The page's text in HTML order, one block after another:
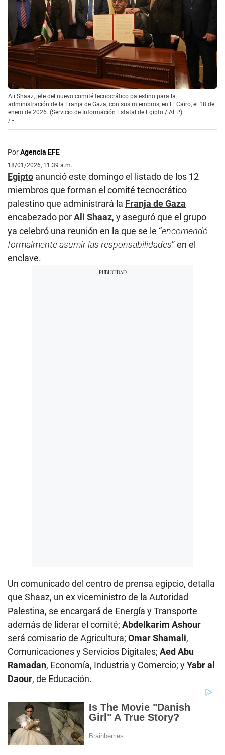
Ali Shaaz, jefe del nuevo comité tecnocrático palestino para la
administración de la Franja de Gaza, con sus miembros, en El Cairo, el 18 de
enero de 2026. (Servicio de Información Estatal de Egipto / AFP)
/ -
PorAgencia EFE
18/01/2026, 11:39 a.m.
Egipto anunció este domingo el listado de los 12
miembros que forman el comité tecnocrático
palestino que administrará la Franja de Gaza
encabezado porAli Shaaz, y aseguró que el grupo
ya celebró una reunión en la que se le “encomendó
formalmente asumir las responsabilidades” en el
enclave.
Un comunicado del centro de prensa egipcio, detalla
que Shaaz, un ex viceministro de la Autoridad
Palestina, se encargará de Energía y Transporte
además de liderar el comité; Abdelkarim Ashour
será comisario de Agricultura; Omar Shamali,
Comunicaciones y Servicios Digitales; Aed Abu
Ramadan, Economía, Industria y Comercio; yYabr al
Daour, de Educación.